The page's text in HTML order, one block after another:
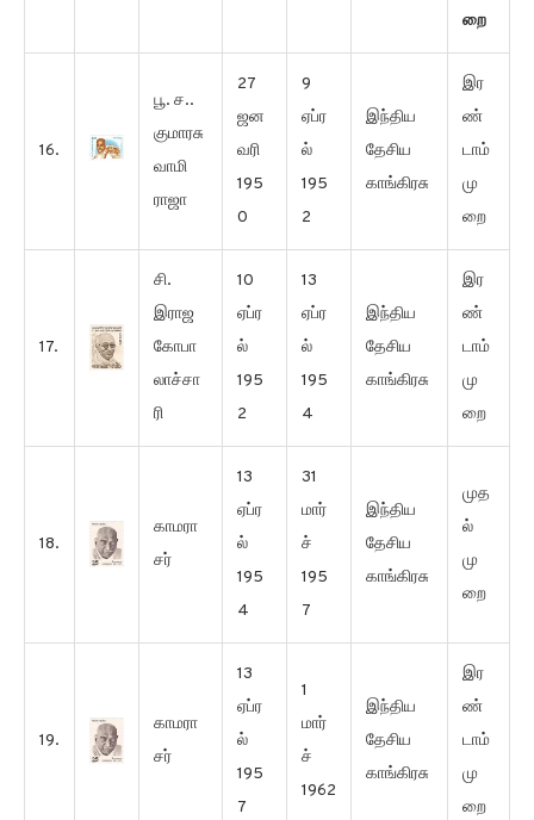
றை
16.
பூ. ச..
குமாரசு
வாமி
ராஜா
27
ஜன
வரி
195
0
9
ஏப்ர
ல்
195
2
இந்திய
தேசிய
காங்கிரசு
இர
ண்
டாம்
மு
றை
17.
சி.
இராஜ
கோபா
லாச்சா
ரி
10
ஏப்ர
ல்
195
2
13
ஏப்ர
ல்
195
4
இந்திய
தேசிய
காங்கிரசு
இர
ண்
டாம்
மு
றை
18.
காமரா
சர்
13
ஏப்ர
ல்
195
4
31
மார்
ச்
195
7
இந்திய
தேசிய
காங்கிரசு
முத
ல்
மு
றை
19.
காமரா
சர்
13
ஏப்ர
ல்
195
7
1
மார்
ச்
1962
இந்திய
தேசிய
காங்கிரசு
இர
ண்
டாம்
மு
றை